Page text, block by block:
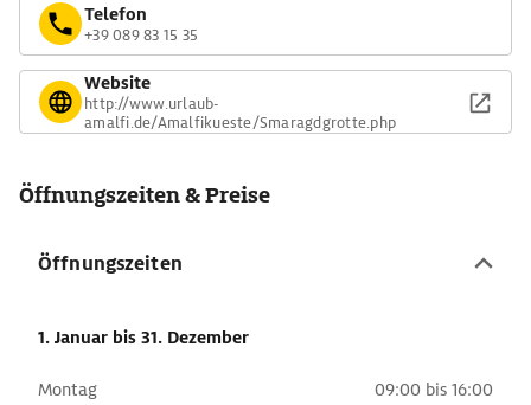
Telefon
+39 089 83 15 35
Website
http://www.urlaub-
amalfi.de/Amalfikueste/Smaragdgrotte.php
Öffnungszeiten & Preise
Öffnungszeiten
1. Januar bis 31. Dezember
Montag 09:00 bis 16:00